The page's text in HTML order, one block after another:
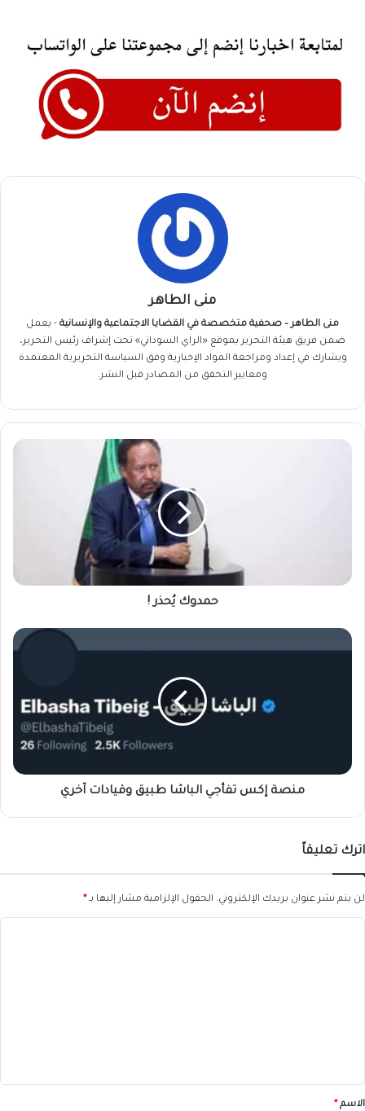
منى الطاهر
منى الطاهر – صحفية متخصصة في القضايا الاجتماعية والإنسانية - يعمل
ضمن فريق هيئة التحرير بموقع «الراي السوداني» تحت إشراف رئيس التحرير،
ويشارك في إعداد ومراجعة المواد الإخبارية وفق السياسة التحريرية المعتمدة
ومعايير التحقق من المصادر قبل النشر.
حمدوك يُحذر !
منصة
إكس
منصة إكس تفأجي الباشا طبيق وقيادات آخري
اترك تعليقاً
لن يتم نشر عنوان بريدك الإلكتروني. الحقول الإلزامية مشار إليها بـ*
*الاسم*